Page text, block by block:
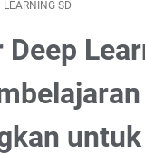
LEARNING SD